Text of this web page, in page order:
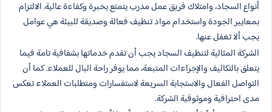
أنواع السجاد، وامتلاك فريق عمل مدرب يتمتع بخبرة وكفاءة عالية. الالتزام
بمعايير الجودة واستخدام مواد تنظيف فعالة وصديقة للبيئة هي عوامل
يجب ألا تغفل عنها.
الشركة المثالية لتنظيف السجاد يجب أن تقدم خدماتها بشفافية تامة فيما
يتعلق بالتكاليف والإجراءات المتبعة، مما يوفر راحة البال للعملاء. كما أن
التواصل الفعال والاستجابة السريعة لاستفسارات ومتطلبات العملاء تعكس
مدى احترافية وموثوقية الشركة.